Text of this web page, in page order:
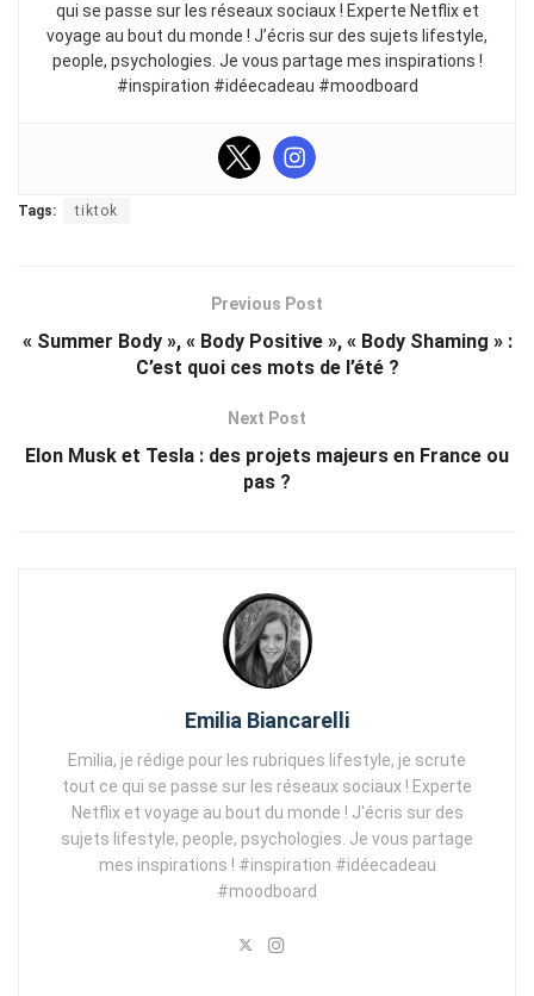
qui se passe sur les réseaux sociaux ! Experte Netflix et
voyage au bout du monde ! J’écris sur des sujets lifestyle,
people, psychologies. Je vous partage mes inspirations !
#inspiration #idéecadeau #moodboard
Tags: tiktok
Previous Post
« Summer Body », « Body Positive », « Body Shaming » :
C’est quoi ces mots de l’été ?
Next Post
Elon Musk et Tesla : des projets majeurs en France ou
pas ?
Emilia Biancarelli
Emilia, je rédige pour les rubriques lifestyle, je scrute
tout ce qui se passe sur les réseaux sociaux ! Experte
Netflix et voyage au bout du monde ! J'écris sur des
sujets lifestyle, people, psychologies. Je vous partage
mes inspirations ! #inspiration #idéecadeau
#moodboard